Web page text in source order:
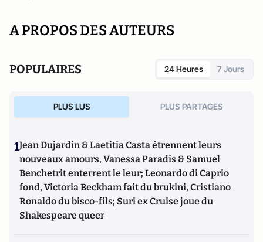
A PROPOS DES AUTEURS
POPULAIRES 24 Heures 7 Jours
PLUS LUS PLUS PARTAGES
1Jean Dujardin & Laetitia Casta étrennent leurs
nouveaux amours, Vanessa Paradis & Samuel
Benchetrit enterrent le leur; Leonardo di Caprio
fond, Victoria Beckham fait du brukini, Cristiano
Ronaldo du bisco-fils; Suri ex Cruise joue du
Shakespeare queer